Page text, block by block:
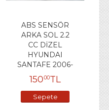
ABS SENSÖR
ARKA SOL 2.2
CC DİZEL
HYUNDAI
SANTAFE 2006-
15000TL
Sepete